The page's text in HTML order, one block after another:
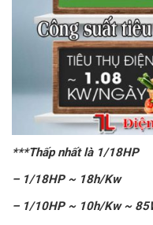
***Thấp nhất là 1/18HP
– 1/18HP ~ 18h/Kw
– 1/10HP ~ 10h/Kw ~